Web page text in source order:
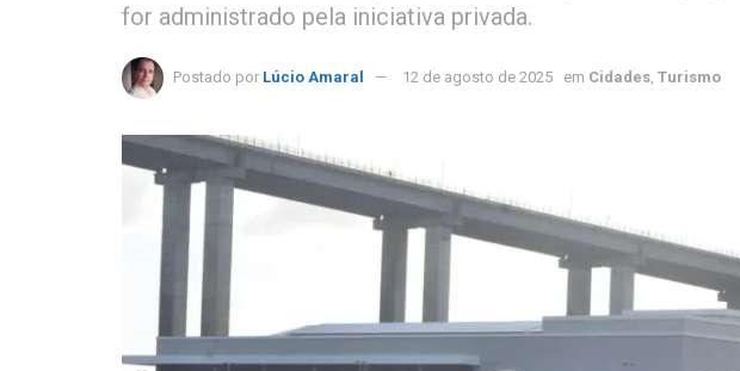
for administrado pela iniciativa privada.
Postado por Lúcio Amaral 12 de agosto de 2025 em Cidades Turismo